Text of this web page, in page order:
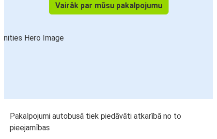
Vairāk par mūsu pakalpojumu
Pakalpojumi autobusā tiek piedāvāti atkarībā no to
pieejamības